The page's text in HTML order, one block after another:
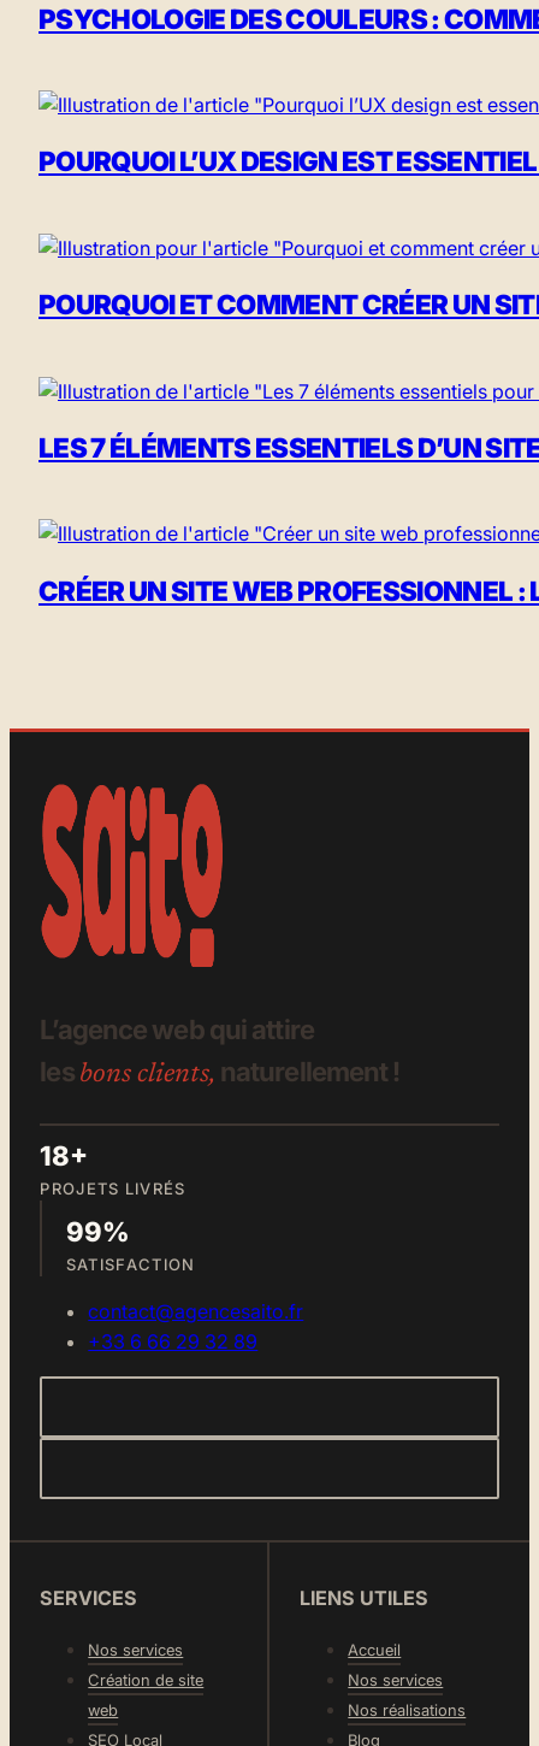
PSYCHOLOGIE DES COULEURS :
POURQUOI L’UX DESIGN EST
POURQUOI ET COMMENT CRÉER UN
LES 7 ÉLÉMENTS ESSENTIELS D’UN
CRÉER UN SITE WEB PROFESSIONNEL
L’agence web qui attire
les bons clients, naturellement !
18+
PROJETS LIVRÉS
99%
SATISFACTION
contact@agencesaito.fr
+33 6 66 29 32 89
SERVICES
Nos services
Création de site
web
SEO Local
LIENS UTILES
Accueil
Nos services
Nos réalisations
Blog